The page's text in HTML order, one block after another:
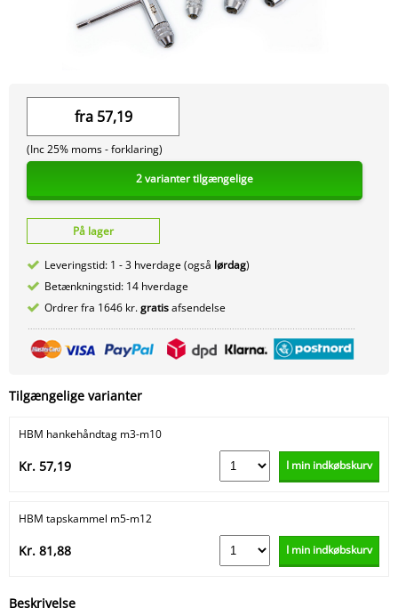
fra57,19
(Inc 25% moms -forklaring)
2 varianter tilgængelige
På lager
Leveringstid: 1 - 3 hverdage (også lørdag)
Betænkningstid: 14 hverdage
Ordrer fra 1646 kr.gratisafsendelse
Tilgængelige varianter
HBM hankehåndtag m3-m10
Kr. 57,19 I min indkøbskurv
HBM tapskammel m5-m12
Kr. 81,88 I min indkøbskurv
Beskrivelse